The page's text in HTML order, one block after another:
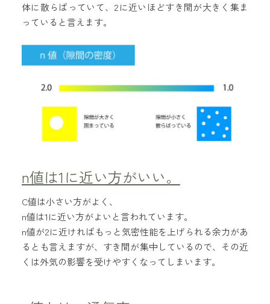
体に散らばっていて、2に近いほどすき間が大きく集ま
っていると言えます。
n値は1に近い方がいい。
C値は小さい方がよく、
n値は1に近い方がよいと言われています。
n値が2に近ければもっと気密性能を上げられる余力があ
るとも言えますが、すき間が集中しているので、その近
くは外気の影響を受けやすくなってしまいます。